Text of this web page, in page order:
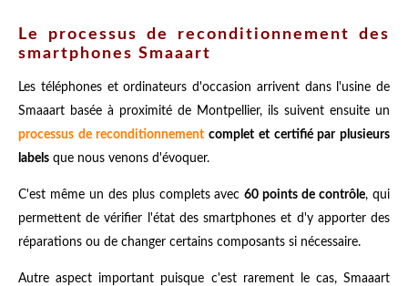
Le processus de reconditionnement des
smartphones Smaaart
Les téléphones et ordinateurs d'occasion arrivent dans l'usine de
Smaaart basée à proximité de Montpellier, ils suivent ensuite un
processus de reconditionnement complet et certifié par plusieurs
labels que nous venons d'évoquer.
C'est même un des plus complets avec60 points de contrôle, qui
permettent de vérifier l'état des smartphones et d'y apporter des
réparations ou de changer certains composants si nécessaire.
Autre aspect important puisque c'est rarement le cas, Smaaart